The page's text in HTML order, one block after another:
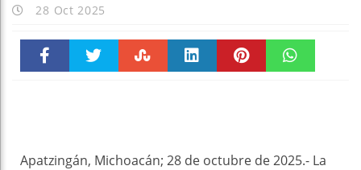
28 Oct 2025
Apatzingán, Michoacán; 28 de octubre de 2025.- La